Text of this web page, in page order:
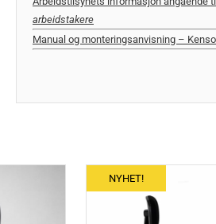
arbeidstakere
Manual og monteringsanvisning –
NYHET!